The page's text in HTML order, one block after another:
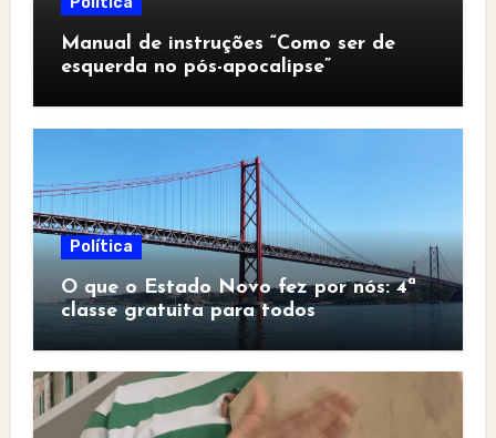
Manual de instruções “Como ser de
esquerda no pós-apocalipse”
Política
O que o Estado Novo fez por nós: 4ª
classe gratuita para todos